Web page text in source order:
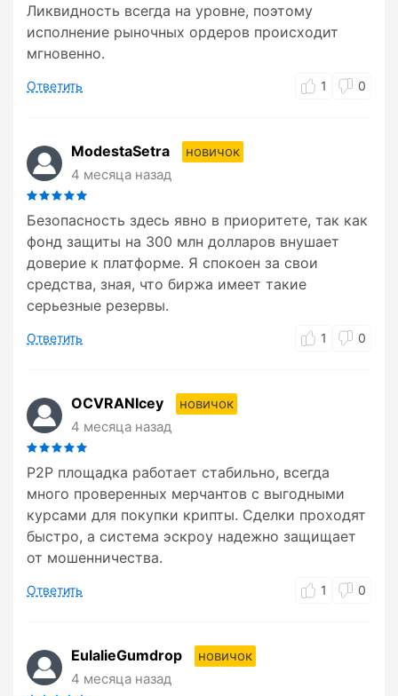
Ликвидность всегда на уровне, поэтому
исполнение рыночных ордеров происходит
мгновенно.
Ответить 1 0
ModestaSetra
новичок
4 месяца назад
Безопасность здесь явно в приоритете, так как
фонд защиты на 300 млн долларов внушает
доверие к платформе. Я спокоен за свои
средства, зная, что биржа имеет такие
серьезные резервы.
Ответить 1 0
OCVRANIcey
новичок
4 месяца назад
P2P площадка работает стабильно, всегда
много проверенных мерчантов с выгодными
курсами для покупки крипты. Сделки проходят
быстро, а система эскроу надежно защищает
от мошенничества.
Ответить 1 0
EulalieGumdrop
новичок
4 месяца назад